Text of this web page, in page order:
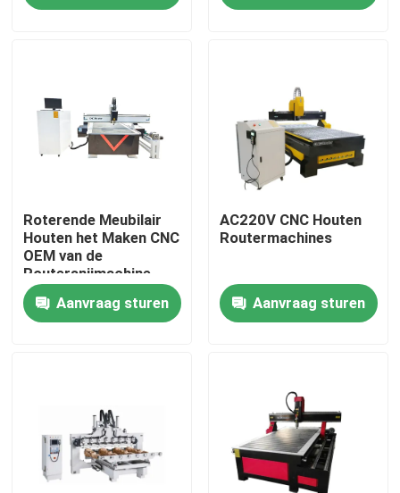
Over ons
Kwaliteitscontrole
Contacteer ons
Co2-Lasersnijmachine
de snijmachine van de metaallaser
Roterende Meubilair
Houten het Maken CNC
OEM van de
Routersnijmachine
ODM
Aanvraag sturen
AC220V CNC Houten
Routermachines
Aanvraag sturen